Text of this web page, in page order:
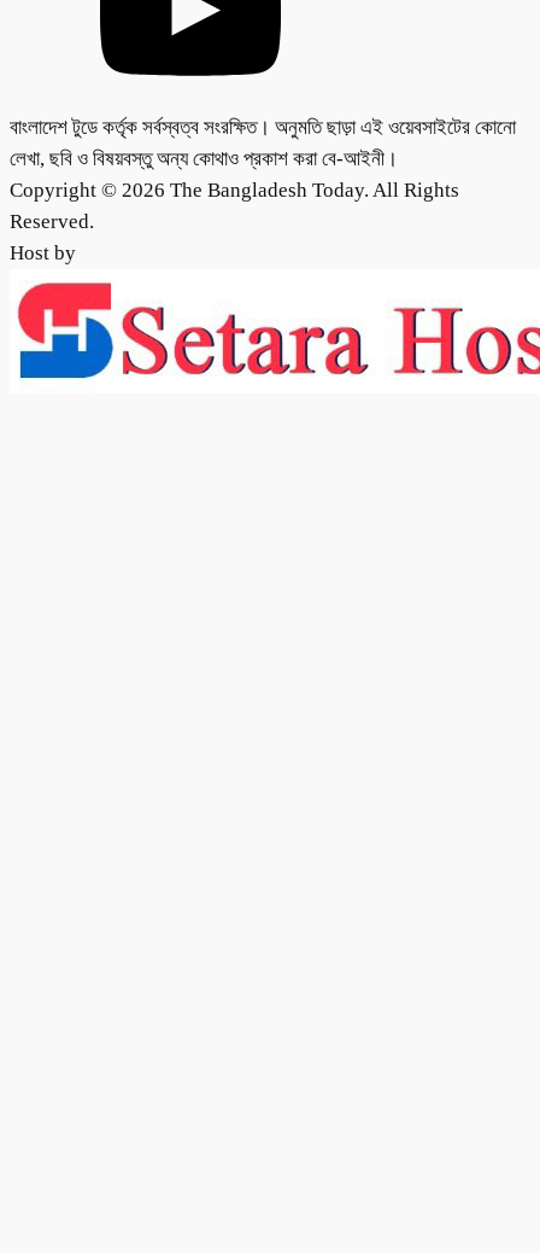
বাংলাদেশ টুডে কর্তৃক সর্বস্বত্ব সংরক্ষিত। অনুমতি ছাড়া এই ওয়েবসাইটের কোনো
লেখা, ছবি ও বিষয়বস্তু অন্য কোথাও প্রকাশ করা বে-আইনী।
Copyright © 2026 The Bangladesh Today. All Rights
Reserved.
Host by